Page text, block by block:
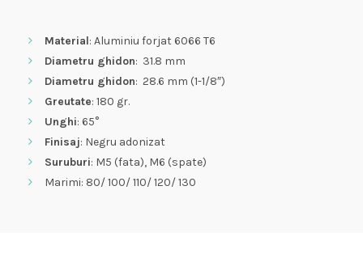
Material: Aluminiu forjat 6066 T6
Diametru ghidon: 31.8 mm
Diametru ghidon: 28.6 mm (1-1/8″)
Greutate: 180 gr.
Unghi: 65°
Finisaj: Negru adonizat
Suruburi: M5 (fata), M6 (spate)
Marimi: 80/ 100/ 110/ 120/ 130